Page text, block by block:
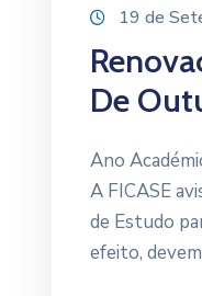
19 de
De
Ano
A FICASE
de Estudo
efeito,